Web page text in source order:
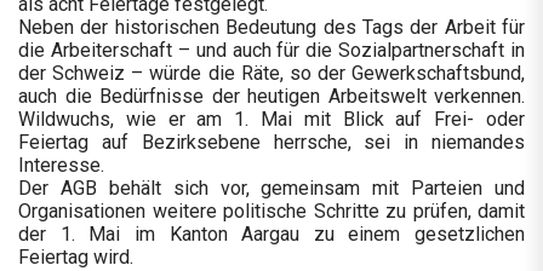
als acht Feiertage festgelegt.
Neben der historischen Bedeutung des Tags der Arbeit für
die Arbeiterschaft – und auch für die Sozialpartnerschaft in
der Schweiz – würde die Räte, so der Gewerkschaftsbund,
auch die Bedürfnisse der heutigen Arbeitswelt verkennen.
Wildwuchs, wie er am 1. Mai mit Blick auf Frei- oder
Feiertag auf Bezirksebene herrsche, sei in niemandes
Interesse.
Der AGB behält sich vor, gemeinsam mit Parteien und
Organisationen weitere politische Schritte zu prüfen, damit
der 1. Mai im Kanton Aargau zu einem gesetzlichen
Feiertag wird.